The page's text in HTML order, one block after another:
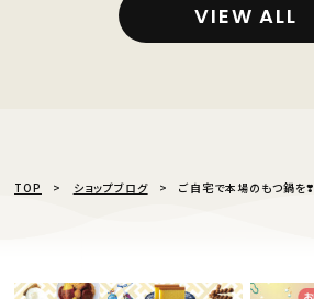
VIEW ALL
TOP ショップブログ ご自宅で本場のもつ鍋を❣️